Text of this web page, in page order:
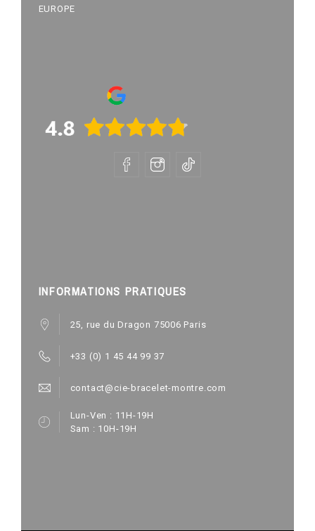
EUROPE
INFORMATIONS PRATIQUES
25, rue du Dragon 75006 Paris
+33 (0) 1 45 44 99 37
contact@cie-bracelet-montre.com
Lun-Ven : 11H-19H
Sam : 10H-19H